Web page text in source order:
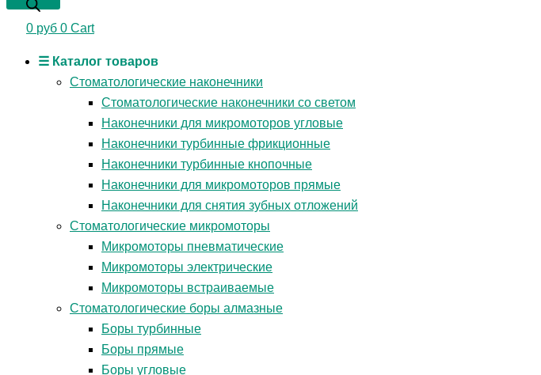
0 руб 0 Cart
☰ Каталог товаров
Стоматологические наконечники
Стоматологические наконечники со светом
Наконечники для микромоторов угловые
Наконечники турбинные фрикционные
Наконечники турбинные кнопочные
Наконечники для микромоторов прямые
Наконечники для снятия зубных отложений
Стоматологические микромоторы
Микромоторы пневматические
Микромоторы электрические
Микромоторы встраиваемые
Стоматологические боры алмазные
Боры турбинные
Боры прямые
Боры угловые